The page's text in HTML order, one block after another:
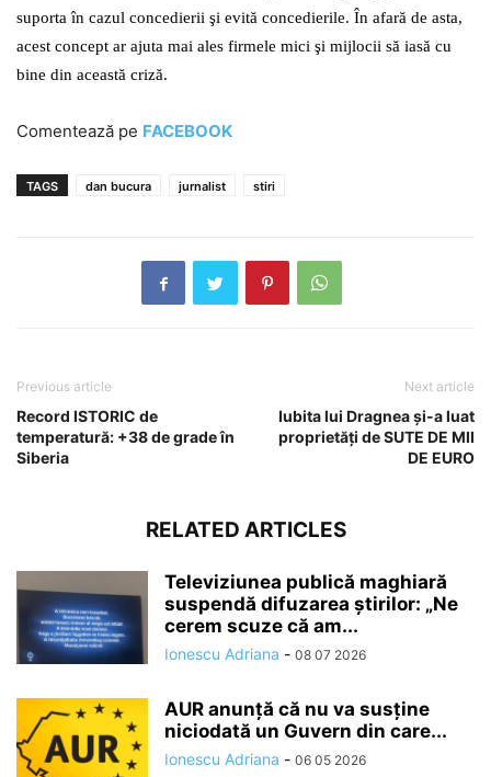
suporta în cazul concedierii şi evită concedierile. În afară de asta,
acest concept ar ajuta mai ales firmele mici şi mijlocii să iasă cu
bine din această criză.
Comentează pe FACEBOOK
TAGS dan bucura jurnalist stiri
Previous article
Record ISTORIC de
temperatură: +38 de grade în
Siberia
Next article
Iubita lui Dragnea și-a luat
proprietăți de SUTE DE MII
DE EURO
RELATED ARTICLES
Televiziunea publică maghiară
suspendă difuzarea ştirilor: „Ne
cerem scuze că am...
Ionescu Adriana - 08 07 2026
AUR anunță că nu va susține
niciodată un Guvern din care...
Ionescu Adriana - 06 05 2026